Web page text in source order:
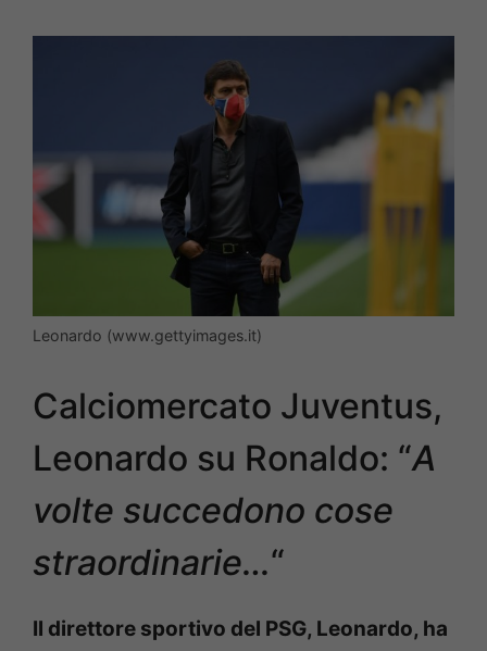
Leonardo (www.gettyimages.it)
Calciomercato Juventus,
Leonardo su Ronaldo: “A
volte succedono cose
straordinarie…“
Il direttore sportivo del PSG, Leonardo, ha